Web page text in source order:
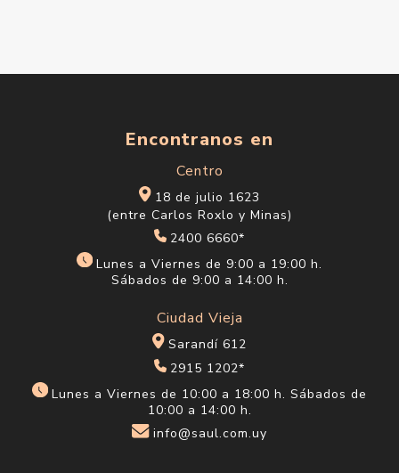
Encontranos en
Centro
18 de julio 1623
(entre Carlos Roxlo y Minas)
2400 6660*
Lunes a Viernes de 9:00 a 19:00 h.
Sábados de 9:00 a 14:00 h.
Ciudad Vieja
Sarandí 612
2915 1202*
Lunes a Viernes de 10:00 a 18:00 h. Sábados de
10:00 a 14:00 h.
info@saul.com.uy